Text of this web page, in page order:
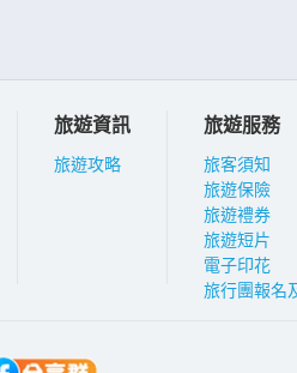
旅遊資訊
旅遊攻略
旅遊服務
旅客須知
旅遊保險
旅遊禮券
旅遊短片
電子印花
旅行團報名